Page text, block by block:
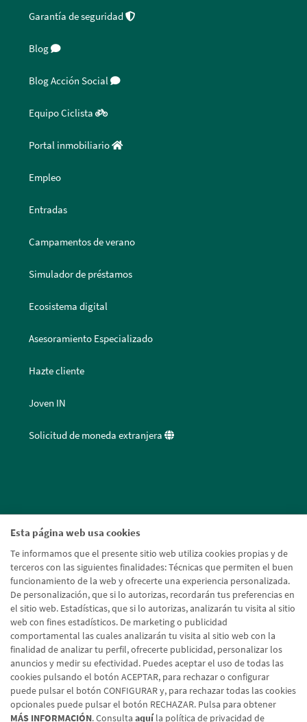
Esta página web usa cookies
Te informamos que el presente sitio web utiliza cookies propias y de
terceros con las siguientes finalidades: Técnicas que permiten el buen
funcionamiento de la web y ofrecerte una experiencia personalizada.
De personalización, que si lo autorizas, recordarán tus preferencias en
el sitio web. Estadísticas, que si lo autorizas, analizarán tu visita al sitio
web con fines estadísticos. De marketing o publicidad
comportamental las cuales analizarán tu visita al sitio web con la
finalidad de analizar tu perfil, ofrecerte publicidad, personalizar los
anuncios y medir su efectividad. Puedes aceptar el uso de todas las
cookies pulsando el botón ACEPTAR, para rechazar o configurar
puede pulsar el botón CONFIGURAR y, para rechazar todas las cookies
opcionales puede pulsar el botón RECHAZAR. Pulsa para obtener
MÁS INFORMACIÓN. Consulta aquíla política de privacidad de
Garantía de seguridad
Blog
Blog Acción Social
Equipo Ciclista
Portal inmobiliario
Empleo
Entradas
Campamentos de verano
Simulador de préstamos
Ecosistema digital
Asesoramiento Especializado
Hazte cliente
Joven IN
Solicitud de moneda extranjera